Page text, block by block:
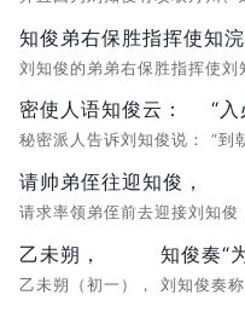
知俊弟右保胜指挥使知
刘知俊的弟弟右保胜指挥使刘
密使人语知俊云：
秘密派人告诉刘知俊说：
“
“到
请帅弟侄往迎知俊，
请求率领弟侄前去迎接刘知俊
乙未朔，
乙未朔（初一），
知俊奏“
刘知俊奏